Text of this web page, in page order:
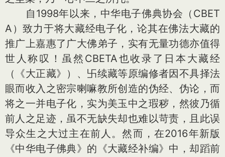
自1998年以来，中华电子佛典协会（CBET
A）致力于将大藏经电子化，论其在佛法大藏的
推广上嘉惠了广大佛弟子，实有无量功德亦值得
世人称叹！虽然CBETA也收录了日本大藏经
（《大正藏》）、卐续藏等原编修者因不具择法
眼而收入之密宗喇嘛教所创造的伪经、伪论，而
将之一并电子化，实为美玉中之瑕秽，然彼乃循
前人之足迹，虽不无缺失却也难以苛责，且此误
导众生之大过主在前人。然而，在2016年新版
《中华电子佛典》的《大藏经补编》中，却蹈前